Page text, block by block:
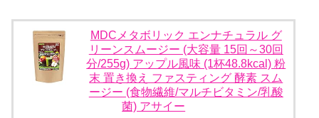
MDCメタボリック エンナチュラル グ
リーンスムージー (大容量 15回～30回
分/255g) アップル風味 (1杯48.8kcal) 粉
末 置き換え ファスティング 酵素 スム
ージー (食物繊維/マルチビタミン/乳酸
菌) アサイー